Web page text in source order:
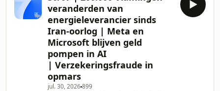
ondernemers over van
vastgoedmagnaat Paul Gheysens. Dat
is niet over &eacute;&eacute;n nacht
ijs gegaan: achter de schermen is er
maandenlang gewerkt aan deze
deal.&nbsp;Met rigoureus lobbywerk
onder schuilnamen, intieme diners
met onverwachte figu
veranderden van
energieleverancier sinds
Iran-oorlog | Meta en
Microsoft blijven geld
pompen in AI
| Verzekeringsfraude in
opmars
jul. 30, 2026899